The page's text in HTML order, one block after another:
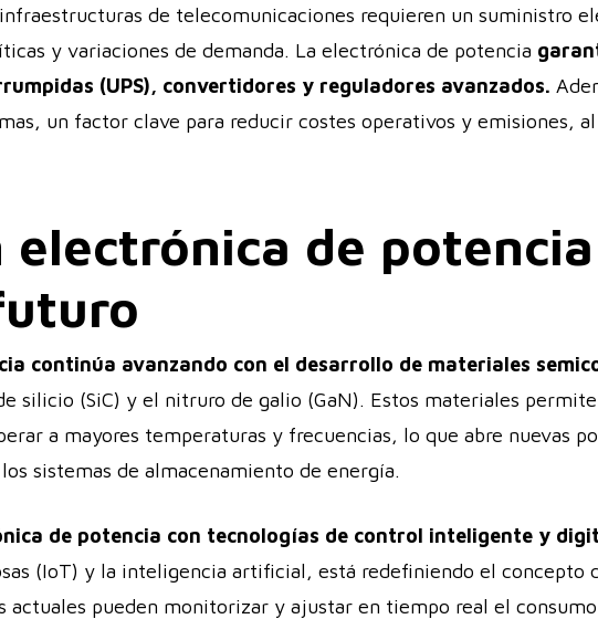
de telecomunicaciones requieren un suministro
y variaciones de demanda. La electrónica de potencia
(UPS), convertidores y reguladores avanzados.
un factor clave para reducir costes operativos y emisiones,
electrónica de
continúa avanzando con el desarrollo de materiales
silicio (SiC) y el nitruro de galio (GaN). Estos materiales
a mayores temperaturas y frecuencias, lo que abre nuevas
sistemas de almacenamiento de energía.
de potencia con tecnologías de control inteligente y
(IoT) y la inteligencia artificial, está redefiniendo el concepto
actuales pueden monitorizar y ajustar en tiempo real el